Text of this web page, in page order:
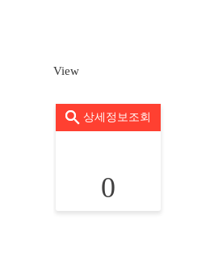
View
상세정보조회
0